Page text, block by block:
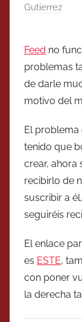
Gutierrez
Feed no
problemas
de darle
motivo del
El problema
tenido que
crear, ahora
recibirlo de
suscribir a
seguiréis
El enlace
es ESTE,
con poner
la derecha